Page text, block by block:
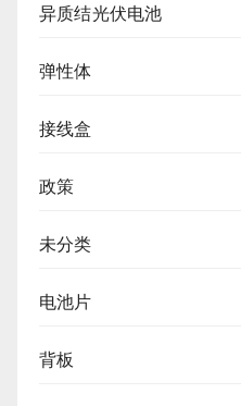
异质结光伏电池
弹性体
接线盒
政策
未分类
电池片
背板